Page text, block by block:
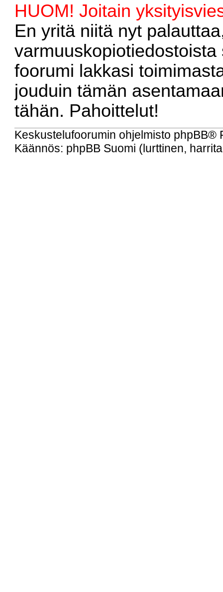
HUOM! Joitain
En yritä niitä nyt
foorumi lakkasi
jouduin tämän
tähän. Pahoittelut!
Keskustelufoorumin ohjelmisto phpBB®
Käännös: phpBB Suomi (lurttinen,